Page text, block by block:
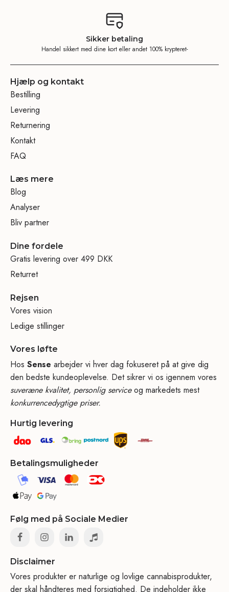
Sikker betaling
Handel sikkert med dine kort eller andet 100% krypteret-
Hjælp og kontakt
Bestilling
Levering
Returnering
Kontakt
FAQ
Læs mere
Blog
Analyser
Bliv partner
Dine fordele
Gratis levering over 499 DKK
Returret
Rejsen
Vores vision
Ledige stillinger
Vores løfte
Hos Sense arbejder vi hver dag fokuseret på at give dig
den bedste kundeoplevelse. Det sikrer vi os igennem vores
suveræne kvalitet, personlig serviceog markedets mest
konkurrencedygtige priser.
Hurtig levering
Betalingsmuligheder
Følg med på Sociale Medier
Disclaimer
Vores produkter er naturlige og lovlige cannabisprodukter,
der skal håndteres med forsigtighed. De indeholder ikke